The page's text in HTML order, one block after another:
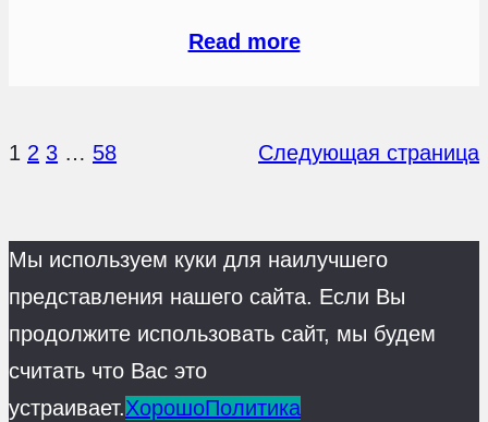
Read more
1 2 3 … 58 Следующая страница
Мы используем куки для наилучшего
представления нашего сайта. Если Вы
продолжите использовать сайт, мы будем
считать что Вас это
устраивает.ХорошоПолитика